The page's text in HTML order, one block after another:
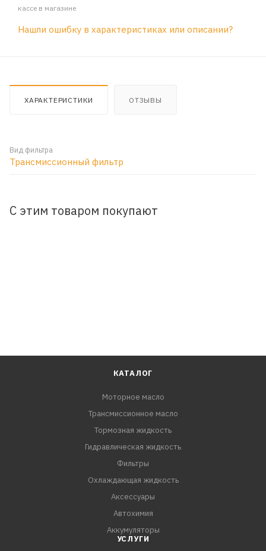
кассе в магазине
Нашли ошибку в характеристиках или описании?
ХАРАКТЕРИСТИКИ ОТЗЫВЫ
Вид фильтра
Трансмиссионный фильтр
С этим товаром покупают
КАТАЛОГ
Моторное масло
Трансмиссионное масло
Тормозная жидкость
Гидравлическая жидкость
Фильтры
Охлаждающая жидкость
Аксессуары
Автохимия
Аккумуляторы
УСЛУГИ